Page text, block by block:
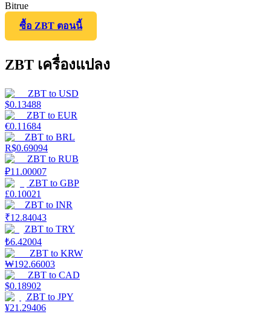
Bitrue
ซื้อ ZBT ตอนนี้
ZBT เครื่องแปลง
ZBT to USD
$0.13488
ZBT to EUR
€0.11684
ZBT to BRL
R$0.69094
ZBT to RUB
₽11.00007
ZBT to GBP
£0.10021
ZBT to INR
₹12.84043
ZBT to TRY
₺6.42004
ZBT to KRW
₩192.66003
ZBT to CAD
$0.18902
ZBT to JPY
¥21.29406